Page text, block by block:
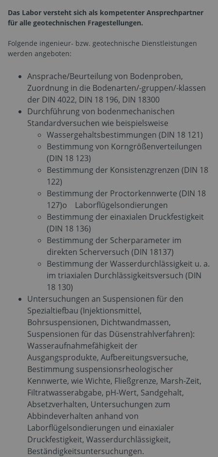
Das Labor versteht sich als kompetenter Ansprechpartner
für alle geotechnischen Fragestellungen.
Folgende ingenieur- bzw. geotechnische Dienstleistungen
werden angeboten:
Ansprache/Beurteilung von Bodenproben,
Zuordnung in die Bodenarten/-gruppen/-klassen
der DIN 4022, DIN 18 196, DIN 18300
Durchführung von bodenmechanischen
Standardversuchen wie beispielsweise
Wassergehaltsbestimmungen (DIN 18 121)
Bestimmung von Korngrößenverteilungen
(DIN 18 123)
Bestimmung der Konsistenzgrenzen (DIN 18
122)
Bestimmung der Proctorkennwerte (DIN 18
127)o Laborflügelsondierungen
Bestimmung der einaxialen Druckfestigkeit
(DIN 18 136)
Bestimmung der Scherparameter im
direkten Scherversuch (DIN 18137)
Bestimmung der Wasserdurchlässigkeit u. a.
im triaxialen Durchlässigkeitsversuch (DIN
18 130)
Untersuchungen an Suspensionen für den
Spezialtiefbau (Injektionsmittel,
Bohrsuspensionen, Dichtwandmassen,
Suspensionen für das Düsenstrahlverfahren):
Wasseraufnahmefähigkeit der
Ausgangsprodukte, Aufbereitungsversuche,
Bestimmung suspensionsrheologischer
Kennwerte, wie Wichte, Fließgrenze, Marsh-Zeit,
Filtratwasserabgabe, pH-Wert, Sandgehalt,
Absetzverhalten, Untersuchungen zum
Abbindeverhalten anhand von
Laborflügelsondierungen und einaxialer
Druckfestigkeit, Wasserdurchlässigkeit,
Beständigkeitsuntersuchungen.